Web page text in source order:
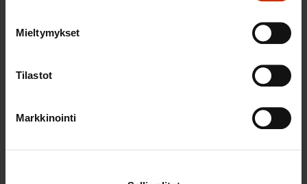
Mieltymykset
Tilastot
Markkinointi
TASA-ARVO JA YHDENVERTAISUUS